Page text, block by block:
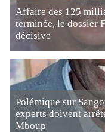
Affaire des 125
terminée, le dossier
décisive
Polémique sur
experts doivent
Mboup